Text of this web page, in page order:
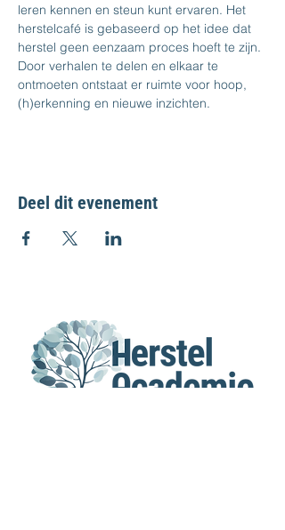
leren kennen en steun kunt ervaren. Het
herstelcafé is gebaseerd op het idee dat
herstel geen eenzaam proces hoeft te zijn.
Door verhalen te delen en elkaar te
ontmoeten ontstaat er ruimte voor hoop,
(h)erkenning en nieuwe inzichten.
Deel dit evenement